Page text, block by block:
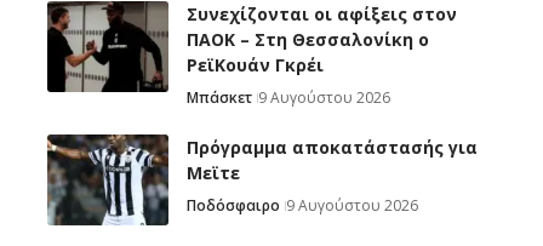
Συνεχίζονται οι αφίξεις στον
ΠΑΟΚ – Στη Θεσσαλονίκη ο
ΡεϊΚουάν Γκρέι
Μπάσκετ 9 Αυγούστου 2026
Πρόγραμμα αποκατάστασής για
Μεϊτε
Ποδόσφαιρο 9 Αυγούστου 2026